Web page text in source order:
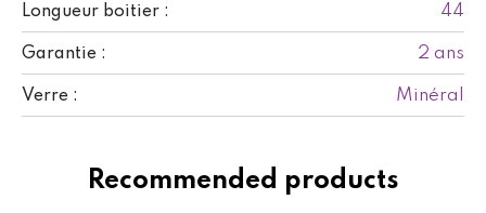
Longueur boitier : 44
Garantie : 2 ans
Verre : Minéral
Recommended products